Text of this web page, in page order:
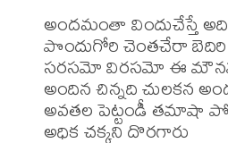
అందమంతా విందుచేస్తే
పొందుగోరి చెంతచేరా
సరసమో విరసమో ఈ
అందిన చిన్నది చులకన
అవతల పెట్టండీ తమాషా